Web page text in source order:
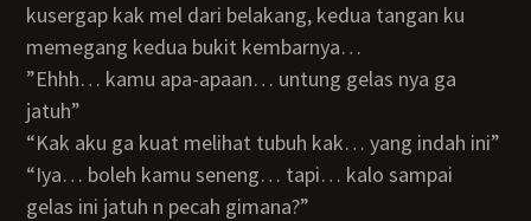
kusergap kak mel dari belakang, kedua tangan ku
memegang kedua bukit kembarnya…
”ehhh… kamu apa-apaan… untung gelas nya ga
jatuh”
“kak aku ga kuat melihat tubuh kak… yang indah ini”
“iya… boleh kamu seneng… tapi… kalo sampai
gelas ini jatuh n pecah gimana?”